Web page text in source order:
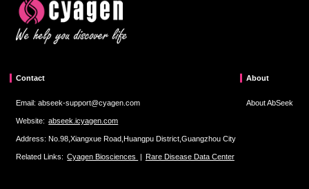
Contact
Email: abseek-support@cyagen.com
Website: abseek.icyagen.com
Address: No.98,Xiangxue Road,Huangpu District,Guangzhou City
Related Links: Cyagen Biosciences | Rare Disease Data Center
About
About AbSeek